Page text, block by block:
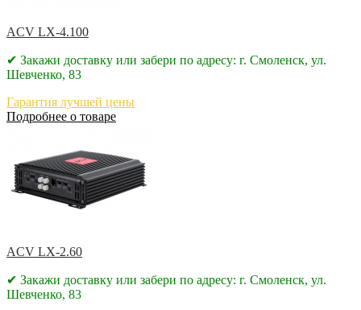
ACV LX-4.100
✔ Закажи доставку или забери по адресу: г. Смоленск, ул.
Шевченко, 83
Гарантия лучшей цены
Подробнее о товаре
ACV LX-2.60
✔ Закажи доставку или забери по адресу: г. Смоленск, ул.
Шевченко, 83